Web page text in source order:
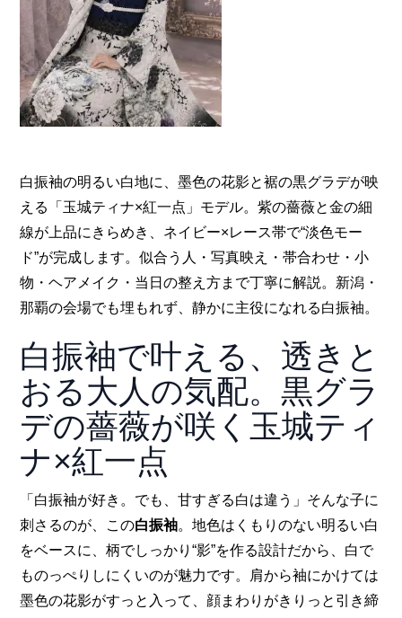
白振袖の明るい白地に、墨色の花影と裾の黒グラデが映
える「玉城ティナ×紅一点」モデル。紫の薔薇と金の細
線が上品にきらめき、ネイビー×レース帯で“淡色モー
ド”が完成します。似合う人・写真映え・帯合わせ・小
物・ヘアメイク・当日の整え方まで丁寧に解説。新潟・
那覇の会場でも埋もれず、静かに主役になれる白振袖。
白振袖で叶える、透きと
おる大人の気配。黒グラ
デの薔薇が咲く玉城ティ
ナ×紅一点
「白振袖が好き。でも、甘すぎる白は違う」そんな子に
刺さるのが、この白振袖。地色はくもりのない明るい白
をベースに、柄でしっかり“影”を作る設計だから、白で
ものっぺりしにくいのが魅力です。肩から袖にかけては
墨色の花影がすっと入って、顔まわりがきりっと引き締